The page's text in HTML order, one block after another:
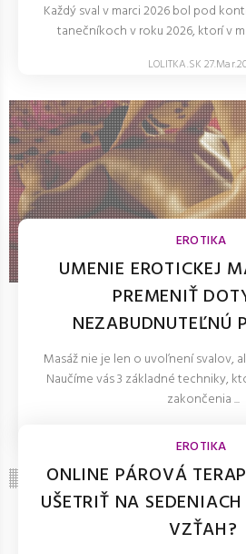
Každý sval v marci 2026 bol pod
tanečníkoch v roku 2026, ktorí v
LOLITKA.SK
EROTIKA
UMENIE EROTICKEJ
PREMENIŤ
NEZABUDNUTEĽNÚ
Masáž nie je len o uvoľnení svalov,
Naučíme vás 3 základné techniky,
zakončenia ...
EROTIKA
ONLINE PÁROVÁ
UŠETRIŤ NA
VZŤAH?